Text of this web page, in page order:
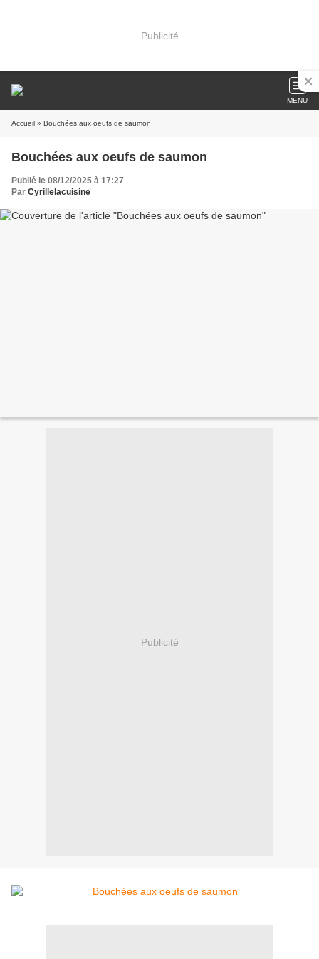
Publicité
MENU
Accueil » Bouchées aux oeufs de saumon
Bouchées aux oeufs de saumon
Publié le 08/12/2025 à 17:27
Par Cyrillelacuisine
Publicité